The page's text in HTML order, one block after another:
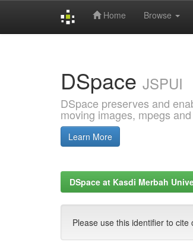
Home Browse
DSpace JSPUI
DSpace preserves and
moving images, mpegs
Learn More
DSpace at Kasdi Merbah
Please use this identifier to cite